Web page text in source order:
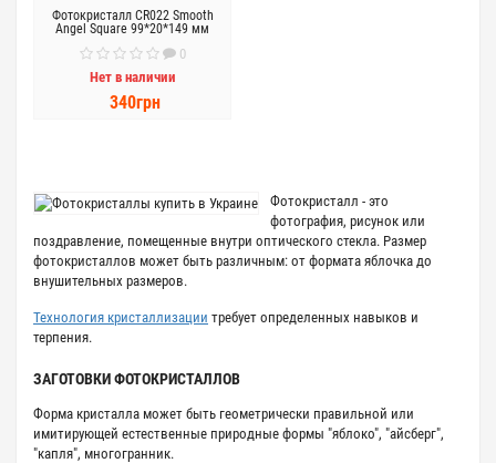
Фотокристалл CR022 Smooth
Angel Square 99*20*149 мм
0
Нет в наличии
340грн
Фотокристалл - это
фотография, рисунок или
поздравление, помещенные внутри оптического стекла. Размер
фотокристаллов может быть различным: от формата яблочка до
внушительных размеров.
Технология кристаллизации требует определенных навыков и
терпения.
ЗАГОТОВКИ ФОТОКРИСТАЛЛОВ
Форма кристалла может быть геометрически правильной или
имитирующей естественные природные формы "яблоко", "айсберг",
"капля", многогранник.